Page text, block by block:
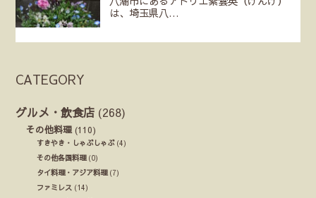
は、埼玉県八…
CATEGORY
グルメ・飲食店 (268)
その他料理 (110)
すきやき・しゃぶしゃぶ(4)
その他各国料理(0)
タイ料理・アジア料理(7)
ファミレス (14)